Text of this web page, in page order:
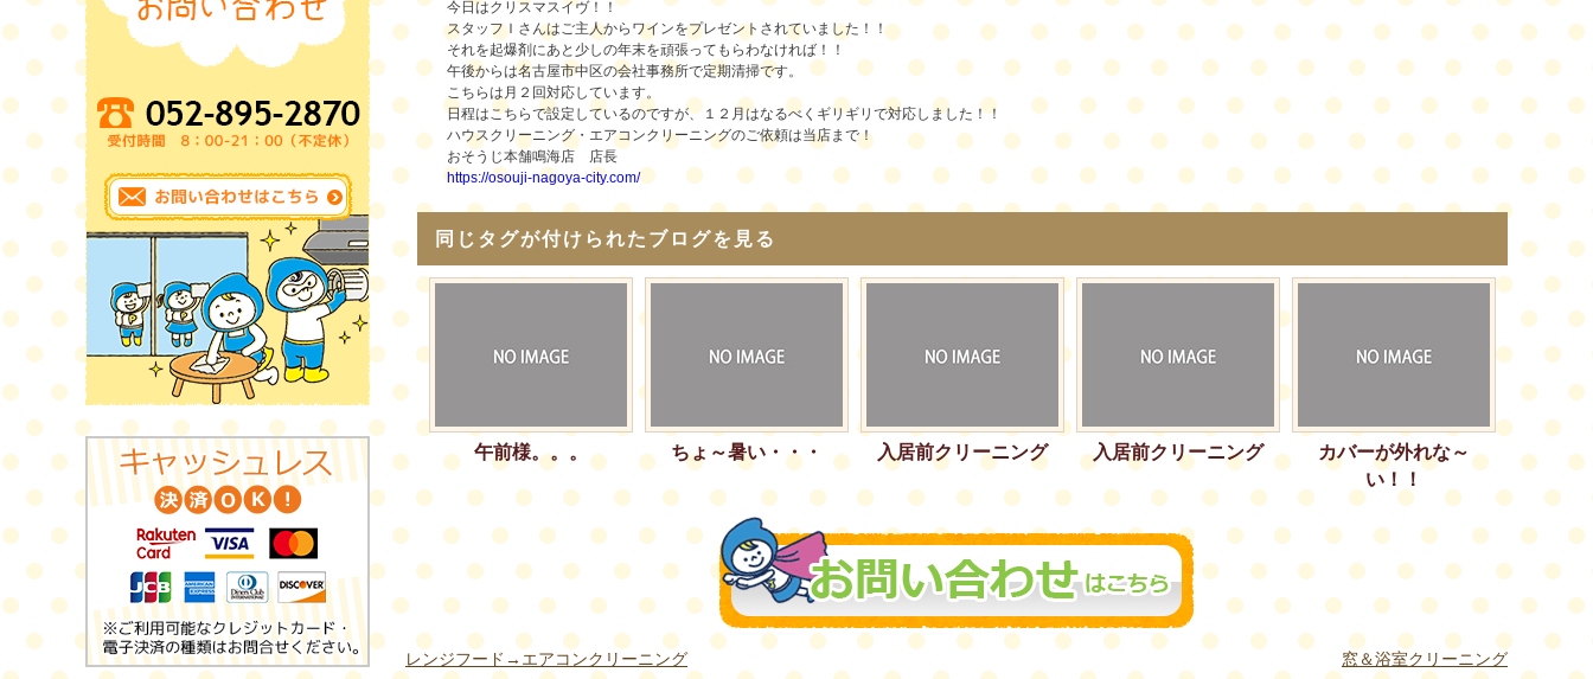
今日はクリスマスイヴ！！
スタッフＩさんはご主人からワインをプレゼントされていました！！
それを起爆剤にあと少しの年末を頑張ってもらわなければ！！
午後からは名古屋市中区の会社事務所で定期清掃です。
こちらは月２回対応しています。
日程はこちらで設定しているのですが、１２月はなるべくギリギリで対応しました！！
ハウスクリーニング・エアコンクリーニングのご依頼は当店まで！
おそうじ本舗鳴海店 店長
https://osouji-nagoya-city.com/
同じタグが付けられたブログを見る
午前様。。。 ちょ～暑い・・・ 入居前クリーニング 入居前クリーニング
カバーが外れな～
い！！
レンジフード→エアコンクリーニング 窓＆浴室クリーニング